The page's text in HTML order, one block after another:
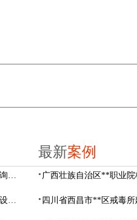
恭贺江西省**中心小学西区心理咨询教室设备采购项目由阳光心健代理商中标
恭贺上海市**社区心理服务中心建设项目由阳光心健代理商中标
最新案例